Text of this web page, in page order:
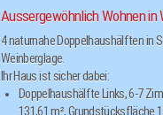
4-Zimmer Maisonette inkl.
Abstellraum und Gartenanteil
EG
2-Zimmer Maisonette inkl.
Abstellraum und Gartenanteil mit
4-Zimmer Wohnung mit 77,88 m²
Aussergewöhnlich Wohnen
4 naturnahe Doppelhaushälften in
Weinberglage.
Ihr Haus ist sicher dabei:
Doppelhaushälfte Links, 6-7
131,61 m², Grundstücksfläche